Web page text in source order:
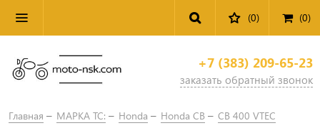
(0) (0)
+7 (383) 209-65-23
заказать обратный звонок
Главная МАРКА ТС: Honda Honda CB CB 400 VTEC